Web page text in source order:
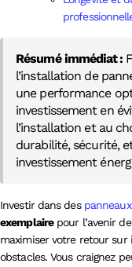
Résumé immédiat :
l’installation de
une performance
investissement en
l’installation et au
durabilité, sécurité,
investissement
Investir dans des
exemplairepour l’avenir
maximiser votre retour
obstacles. Vous craignez